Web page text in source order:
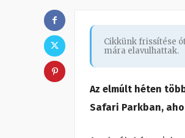
Cikkünk frissítése
mára elavulhattak.
Az elmúlt héten
Safari Parkban,